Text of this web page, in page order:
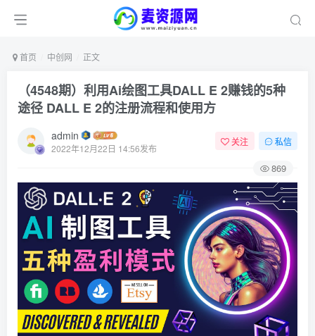
首页 中创网 正文
（4548期）利用Ai绘图工具DALL E 2赚钱的5种
途径 DALL E 2的注册流程和使用方
admin
2022年12月22日 14:56发布
关注 私信
869